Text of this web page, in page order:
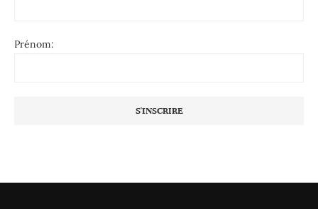
Prénom: